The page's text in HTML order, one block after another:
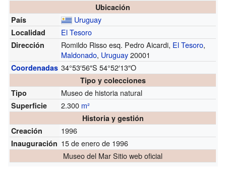
Ubicación
País
Uruguay
Localidad El Tesoro
Dirección Romildo Risso esq. Pedro Aicardi, El Tesoro,
Maldonado, Uruguay20001
Coordenadas 34°53′56″S 54°52′13″O
Tipo y colecciones
Tipo
Museo de historia natural
Superficie 2.300 m²
Historia y gestión
Creación
1996
Inauguración 15 de enero de 1996
Museo del Mar Sitio web oficial